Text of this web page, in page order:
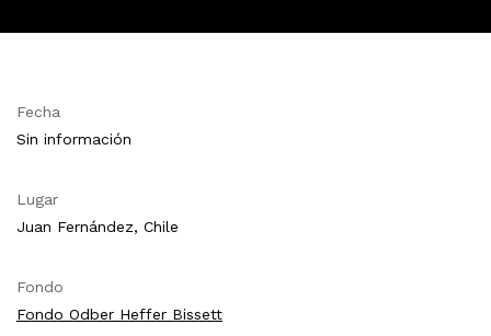
Fecha
Sin información
Lugar
Juan Fernández, Chile
Fondo
Fondo Odber Heffer Bissett